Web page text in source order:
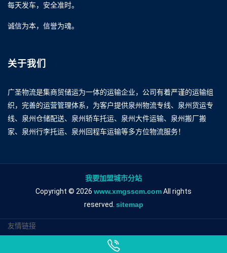
每天发车，安全准时。
诚信为本，信誉为魂。
关于我们
广圣物流是集商贸储运为一体的运输企业，公司有着严谨的运输组
织，完善的运营管理体系，为客户提供泉州物流专线、泉州货运专
线、泉州仓储配送、泉州轿车托运、泉州大件运输、泉州搬厂搬
家、泉州行李托运、泉州回程车运输等多方位物流服务！
我要加盟城市分站
Copyright © 2026 www.xmgsscm.comAll rights
reserved. sitemap
友情链接
泉州到常州物流公司